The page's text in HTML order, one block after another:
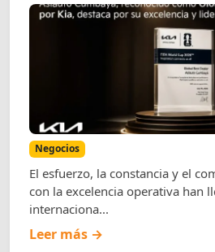
Negocios
El esfuerzo, la constancia y el
con la excelencia operativa han
internaciona...
Leer más →